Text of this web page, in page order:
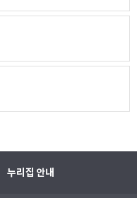
누리집 안내